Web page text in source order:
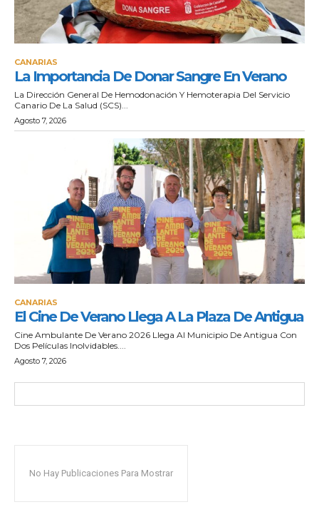
CANARIAS
La Importancia De Donar Sangre En Verano
La Dirección General De Hemodonación Y Hemoterapia Del Servicio
Canario De La Salud (SCS)...
Agosto 7, 2026
CANARIAS
El Cine De Verano Llega A La Plaza De Antigua
Cine Ambulante De Verano 2026 Llega Al Municipio De Antigua Con
Dos Películas Inolvidables....
Agosto 7, 2026
No Hay Publicaciones Para Mostrar